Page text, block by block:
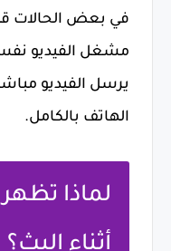
مشغل الفيديو
يرسل الفيديو
الهاتف بالكامل.
لماذا
أثناء البث؟